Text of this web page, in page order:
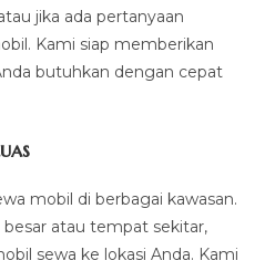
jika ada pertanyaan
Kami siap memberikan
butuhkan dengan cepat
mobil di berbagai kawasan.
atau tempat sekitar,
sewa ke lokasi Anda. Kami